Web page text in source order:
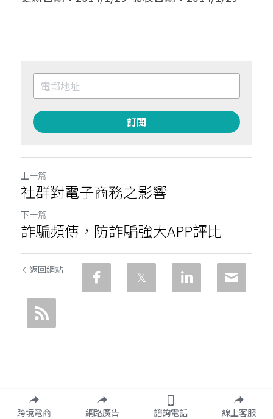
訂閱
上一篇
社群對電子商務之影響
下一篇
詐騙頻傳，防詐騙強大APP評比
返回網站
跨境電商 網路廣告 諮詢電話 線上客服